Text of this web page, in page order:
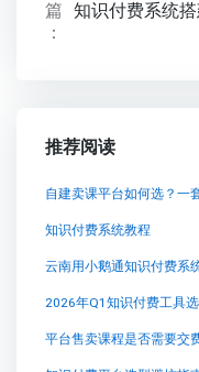
篇
：
知识付费系统搭
推荐阅读
知识付费系统教程